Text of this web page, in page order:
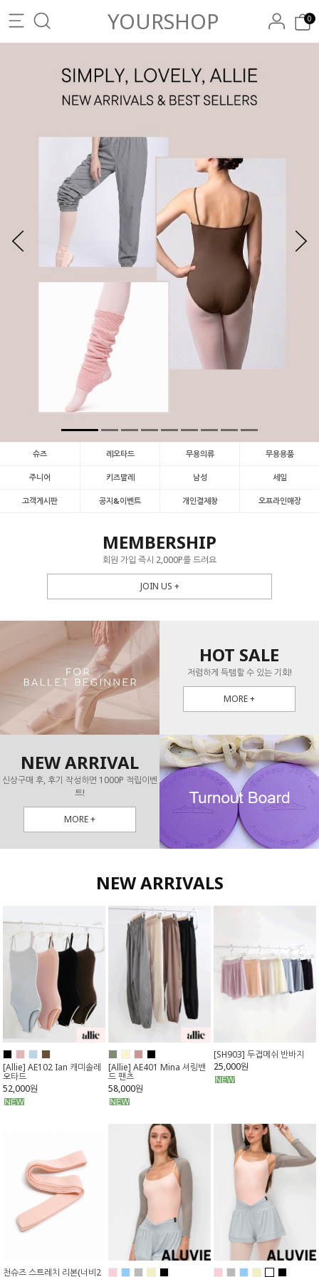
YOURSHOP 0
슈즈 레오타드 무용의류 무용용품
주니어 키즈발레 남성 세일
고객게시판 공지&이벤트 개인결제창 오프라인매장
MEMBERSHIP
회원 가입 즉시 2,000P를 드려요
JOIN US +
HOT SALE
저렴하게 득템할 수 있는 기회!
MORE +
NEW ARRIVAL
신상구매 후, 후기 작성하면 1000P 적립이벤
트!
MORE +
NEW ARRIVALS
[Allie] AE102 Ian 캐미솔레
오타드
52,000원
[Allie] AE401 Mina 셔링밴
드 팬츠
58,000원
[SH903] 두겹메쉬 반바지
25,000원
천슈즈 스트레치 리본(너비2